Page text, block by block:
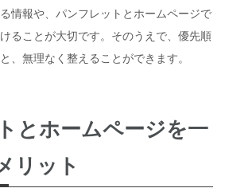
情報や、パンフレットとホームページで
ることが大切です。そのうえで、優先順
、無理なく整えることができます。
とホームページを一
リット